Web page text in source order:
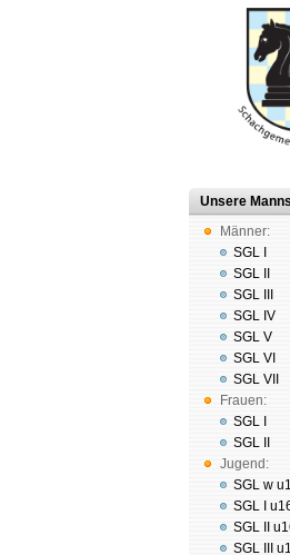
Unsere
Männer:
SGL I
SGL II
SGL III
SGL IV
SGL V
SGL VI
SGL VII
Frauen:
SGL I
SGL II
Jugend:
SGL w
SGL I
SGL II
SGL III